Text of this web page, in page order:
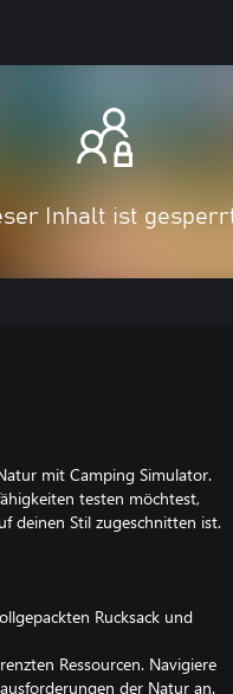
Inhalt ist
mit Camping Simulator.
testen möchtest,
deinen Stil zugeschnitten ist.
Rucksack und
Ressourcen. Navigiere
der Natur an.